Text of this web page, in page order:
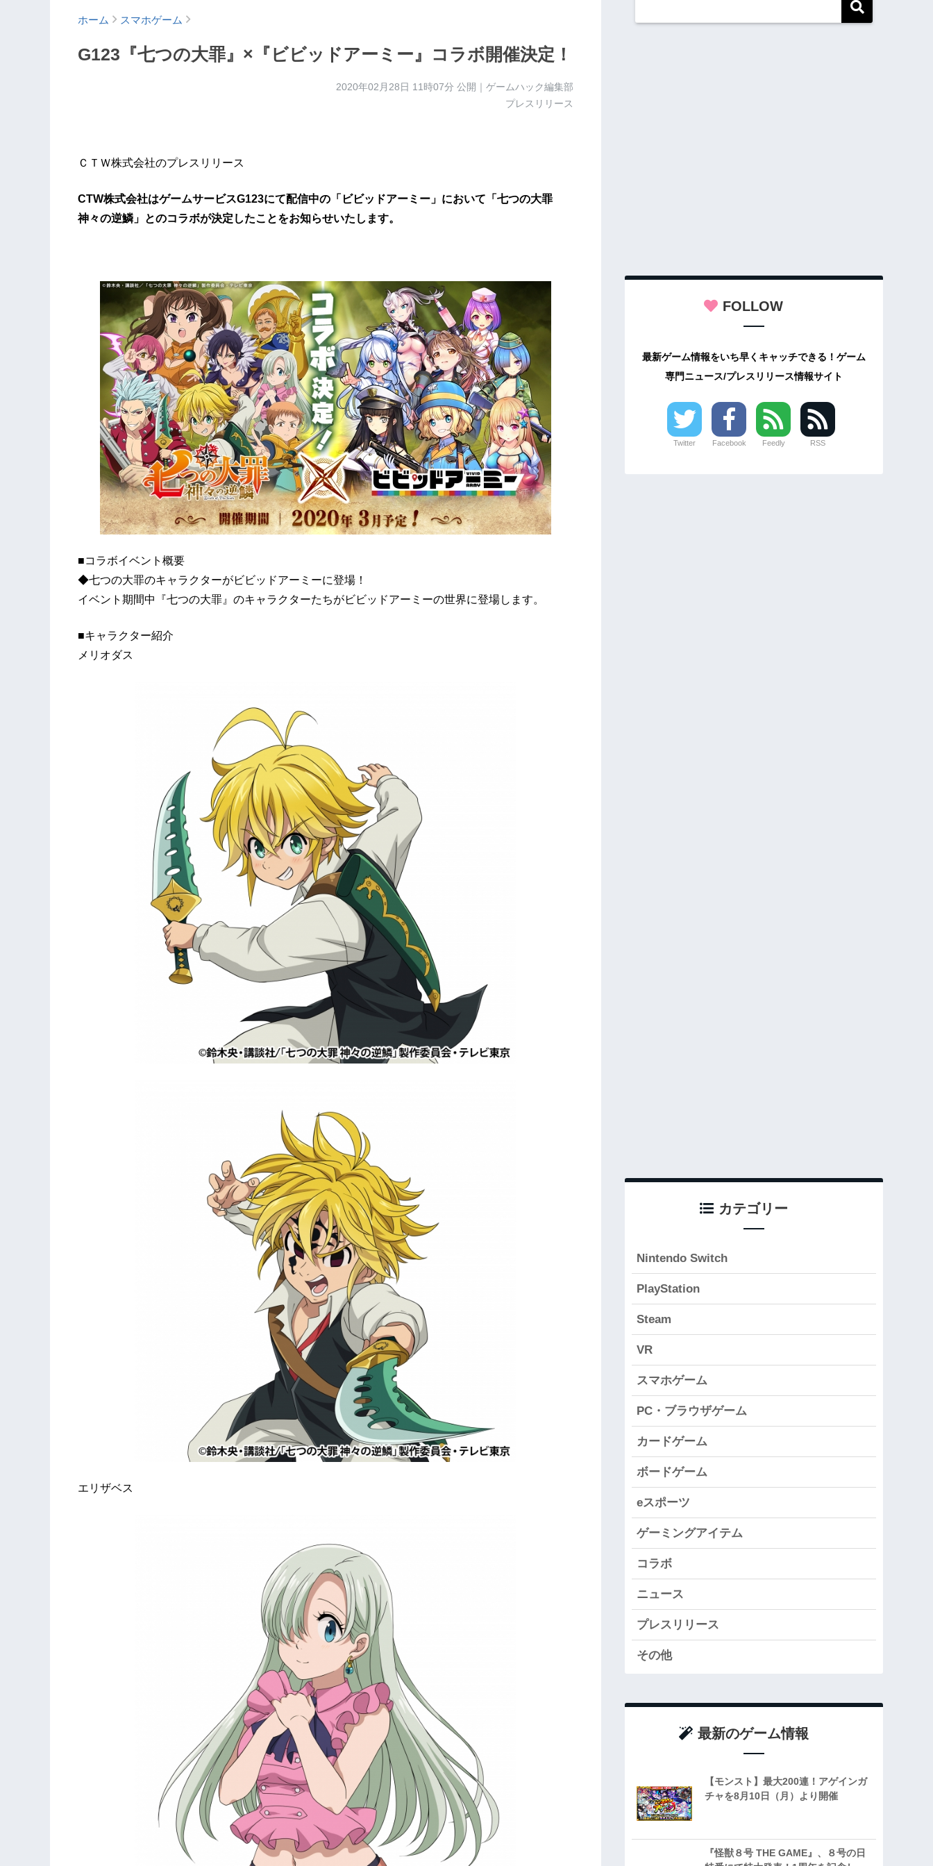
ホーム スマホゲーム
G123『七つの大罪』×『ビビッドアーミー』コラボ開催決定！
2020年02月28日 11時07分 公開｜ゲームハック編集部
プレスリリース
ＣＴＷ株式会社のプレスリリース
CTW株式会社はゲームサービスG123にて配信中の「ビビッドアーミー」において「七つの大罪
神々の逆鱗」とのコラボが決定したことをお知らせいたします。
■コラボイベント概要
◆七つの大罪のキャラクターがビビッドアーミーに登場！
イベント期間中『七つの大罪』のキャラクターたちがビビッドアーミーの世界に登場します。
■キャラクター紹介
メリオダス
エリザベス
FOLLOW
最新ゲーム情報をいち早くキャッチできる！ゲーム
専門ニュース/プレスリリース情報サイト
Twitter Facebook Feedly RSS
カテゴリー
Nintendo Switch
PlayStation
Steam
VR
スマホゲーム
PC・ブラウザゲーム
カードゲーム
ボードゲーム
eスポーツ
ゲーミングアイテム
コラボ
ニュース
プレスリリース
その他
最新のゲーム情報
【モンスト】最大200連！アゲインガ
チャを8月10日（月）より開催
『怪獣８号 THE GAME』、８号の日